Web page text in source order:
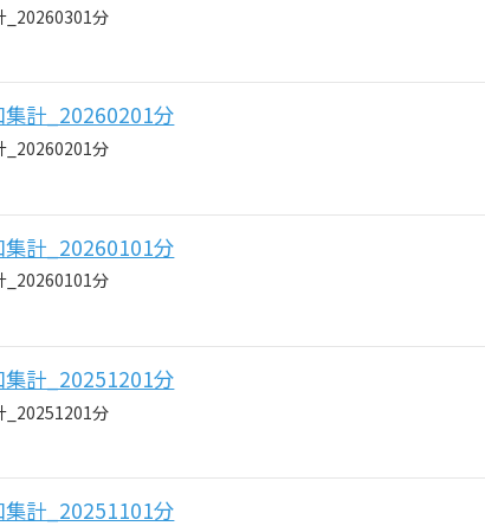
_20260301分
集計_20260201分
_20260201分
集計_20260101分
_20260101分
集計_20251201分
_20251201分
集計_20251101分